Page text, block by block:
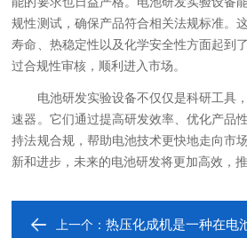
规性测试，确保产品符合相关法规标准。
寿命、热稳定性以及化学安全性方面起到
过合规性审核，顺利进入市场。
电池研发实验设备不仅仅是科研工具
速器。它们通过提高研发效率、优化产品
持法规合规，帮助电池技术更快地走向市
新和进步，未来的电池研发将更加高效，
上一个：热压化成机是一种在电池制造